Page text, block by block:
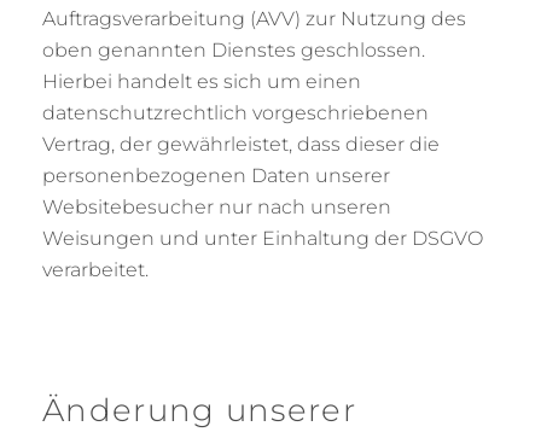
Auftragsverarbeitung (AVV) zur Nutzung des
oben genannten Dienstes geschlossen.
Hierbei handelt es sich um einen
datenschutzrechtlich vorgeschriebenen
Vertrag, der gewährleistet, dass dieser die
personenbezogenen Daten unserer
Websitebesucher nur nach unseren
Weisungen und unter Einhaltung der DSGVO
verarbeitet.
Änderung unserer